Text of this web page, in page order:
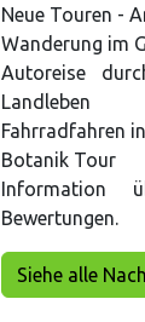
Neue Touren -
Wanderung im
Autoreise
Landleben
Fahrradfahren
Botanik Tour
Information
Bewertungen.
Siehe alle